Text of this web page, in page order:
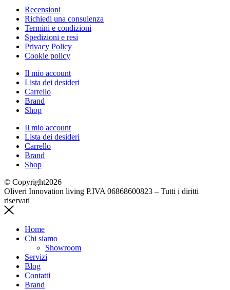
Recensioni
Richiedi una consulenza
Termini e condizioni
Spedizioni e resi
Privacy Policy
Cookie policy
Il mio account
Lista dei desideri
Carrello
Brand
Shop
Il mio account
Lista dei desideri
Carrello
Brand
Shop
© Copyright2026
Oliveri Innovation living P.IVA 06868600823 – Tutti i diritti
riservati
Home
Chi siamo
Showroom
Servizi
Blog
Contatti
Brand